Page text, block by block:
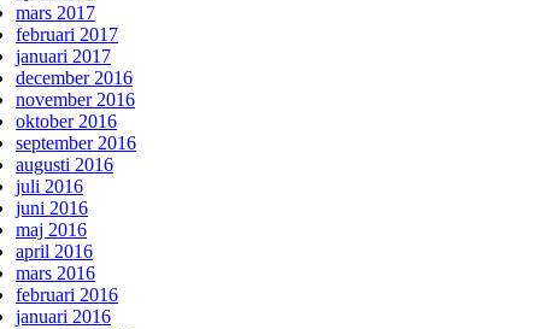
mars 2017
februari 2017
januari 2017
december 2016
november 2016
oktober 2016
september 2016
augusti 2016
juli 2016
juni 2016
maj 2016
april 2016
mars 2016
februari 2016
januari 2016